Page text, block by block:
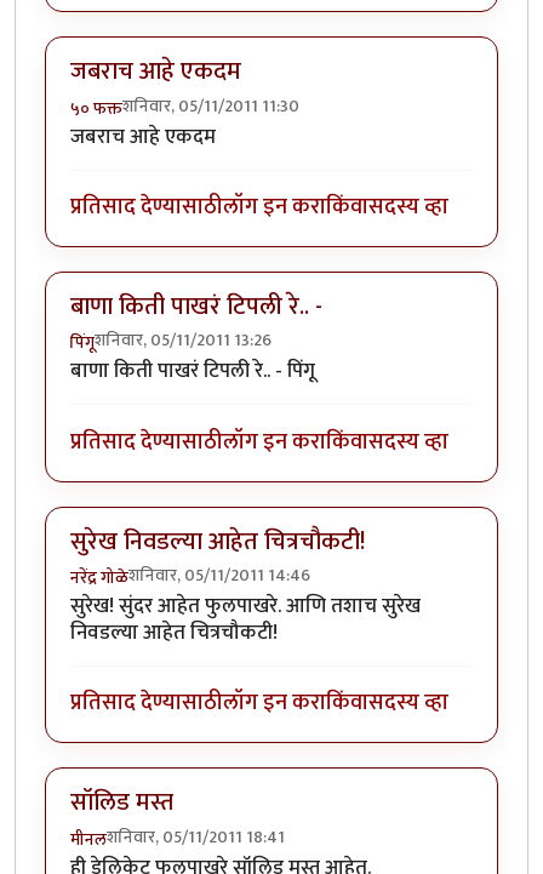
जबराच आहे एकदम
५० फक्तशनिवार, 05/11/2011 11:30
जबराच आहे एकदम
प्रतिसाद देण्यासाठीलॉग इन कराकिंवासदस्य व्हा
बाणा किती पाखरं टिपली रे.. -
पिंगूशनिवार, 05/11/2011 13:26
बाणा किती पाखरं टिपली रे.. - पिंगू
प्रतिसाद देण्यासाठीलॉग इन कराकिंवासदस्य व्हा
सुरेख निवडल्या आहेत चित्रचौकटी!
नरेंद्र गोळेशनिवार, 05/11/2011 14:46
सुरेख! सुंदर आहेत फुलपाखरे. आणि तशाच सुरेख
निवडल्या आहेत चित्रचौकटी!
प्रतिसाद देण्यासाठीलॉग इन कराकिंवासदस्य व्हा
सॉलिड मस्त
मीनलशनिवार, 05/11/2011 18:41